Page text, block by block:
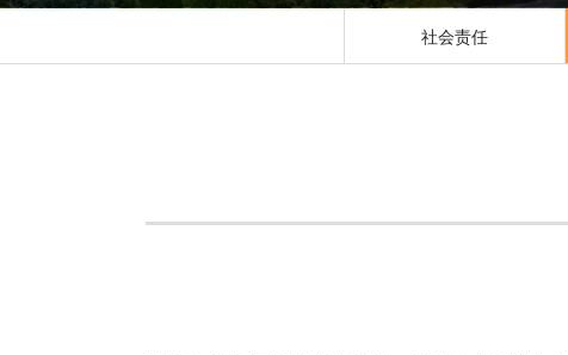
社会责任